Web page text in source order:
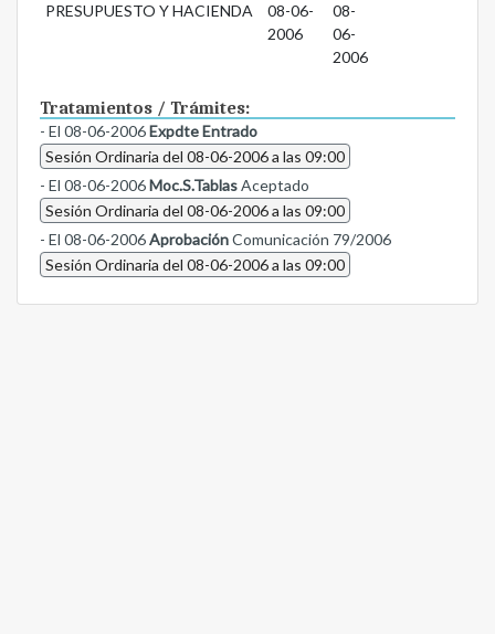
PRESUPUESTO Y HACIENDA
08-06-
2006
08-
06-
2006
Tratamientos / Trámites:
- El 08-06-2006Expdte Entrado
Sesión Ordinaria del 08-06-2006 a las 09:00
- El 08-06-2006Moc.S.TablasAceptado
Sesión Ordinaria del 08-06-2006 a las 09:00
- El 08-06-2006AprobaciónComunicación 79/2006
Sesión Ordinaria del 08-06-2006 a las 09:00